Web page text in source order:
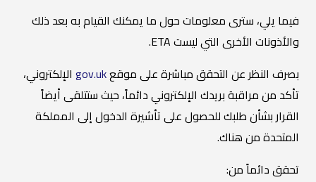
فيما يلي، سترى معلومات حول ما يمكنك القيام به بعد ذلك
والأذونات الأخرى التي ليست ETA.
بصرف النظر عن التحقق مباشرة على موقعgov.uk الإلكتروني،
تأكد من مراقبة بريدك الإلكتروني دائماً، حيث ستتلقى أيضاً
القرار بشأن طلبك للحصول على تأشيرة الدخول إلى المملكة
المتحدة من هناك.
تحقق دائماً من: